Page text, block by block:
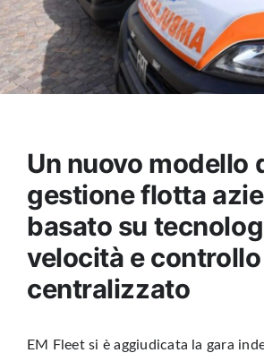
Un nuovo modello
gestione flotta
basato su
velocità e controllo
centralizzato
EM Fleet si è aggiudicata la gara